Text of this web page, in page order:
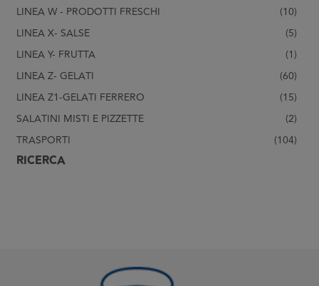
LINEA W - PRODOTTI FRESCHI
(10)
LINEA X- SALSE
(5)
LINEA Y- FRUTTA
(1)
LINEA Z- GELATI
(60)
LINEA Z1-GELATI FERRERO
(15)
SALATINI MISTI E PIZZETTE
(2)
TRASPORTI
(104)
RICERCA